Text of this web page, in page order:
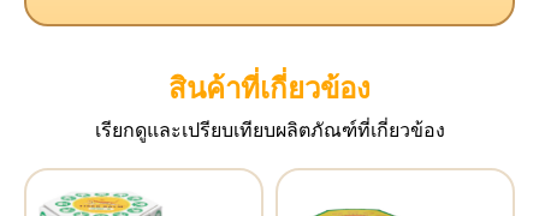
สินค้าที่เกี่ยวข้อง
เรียกดูและเปรียบเทียบผลิตภัณฑ์ที่เกี่ยวข้อง